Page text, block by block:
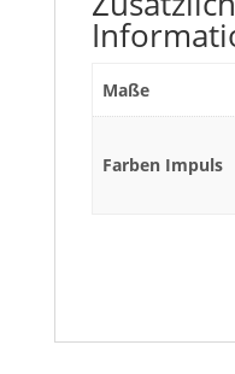
Maße
Farben Impuls